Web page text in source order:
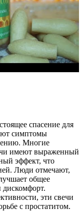
спасение для
симптомы
Многие
имеют выраженный
эффект, что
Люди отмечают,
общее
дискомфорт.
эти свечи
с простатитом.